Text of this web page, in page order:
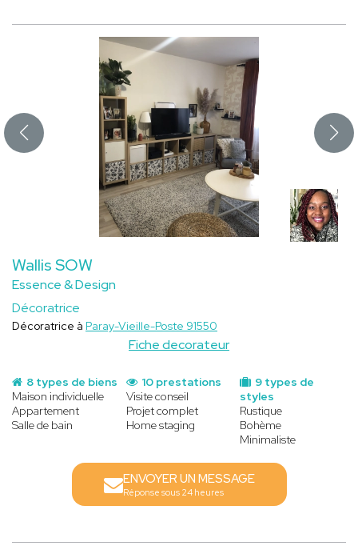
Wallis SOW
Essence & Design
Décoratrice
Fiche decorateur
Décoratrice à Paray-Vieille-Poste 91550
8 types de biens
Maison individuelle
Appartement
Salle de bain
9 types de
styles
Rustique
Bohème
Minimaliste
10 prestations
Visite conseil
Projet complet
Home staging
ENVOYER UN MESSAGE
Réponse sous 24 heures